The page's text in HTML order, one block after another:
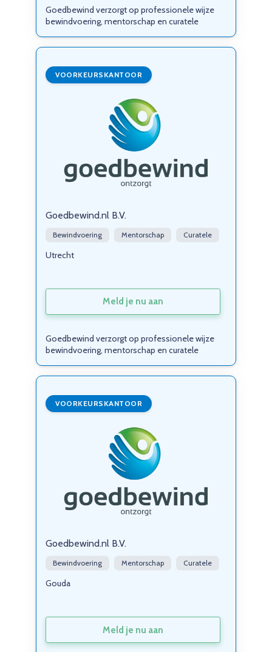
Goedbewind verzorgt op professionele wijze
bewindvoering, mentorschap en curatele
VOORKEURSKANTOOR
Goedbewind.nl B.V.
Bewindvoering Mentorschap Curatele
Utrecht
Meld je nu aan
Goedbewind verzorgt op professionele wijze
bewindvoering, mentorschap en curatele
VOORKEURSKANTOOR
Goedbewind.nl B.V.
Bewindvoering Mentorschap Curatele
Gouda
Meld je nu aan